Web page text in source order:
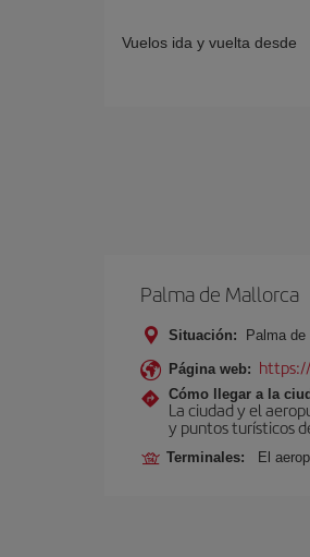
Vuelos ida y vuelta desde
Palma de Mallorca
Situación: Palma
Página web:
Cómo llegar a la
La ciudad y el
y puntos turísticos
Terminales: El